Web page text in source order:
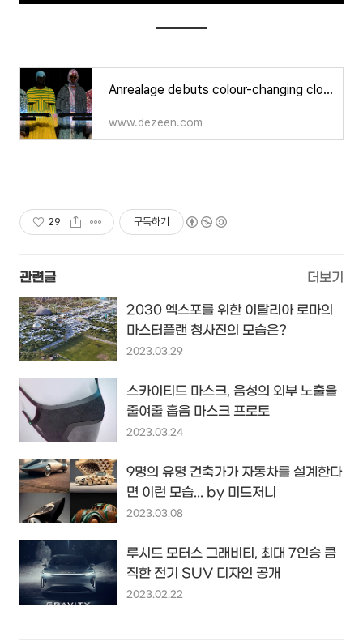
Anrealage debuts colour-changing clothes at Paris Fashion Week
www.dezeen.com
29 구독하기
관련글 더보기
2030 엑스포를 위한 이탈리아 로마의
마스터플랜 청사진의 모습은?
2023.03.29
스카이티드 마스크, 음성의 외부 노출을
줄여줄 흡음 마스크 프로토
2023.03.24
9명의 유명 건축가가 자동차를 설계한다
면 이런 모습... by 미드저니
2023.03.08
루시드 모터스 그래비티, 최대 7인승 큼
직한 전기 SUV 디자인 공개
2023.02.22